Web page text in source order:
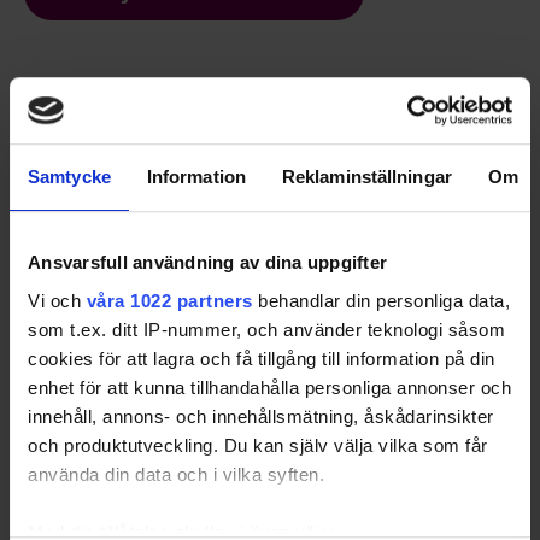
Samtycke Information Reklaminställningar Om
Ansvarsfull användning av dina uppgifter
Vi och våra 1022 partners behandlar din personliga data,
som t.ex. ditt IP-nummer, och använder teknologi såsom
cookies för att lagra och få tillgång till information på din
enhet för att kunna tillhandahålla personliga annonser och
innehåll, annons- och innehållsmätning, åskådarinsikter
och produktutveckling. Du kan själv välja vilka som får
använda din data och i vilka syften.
Med din tillåtelse skulle vi även vilja:
Börja med att fylla i formuläret
Beskriv vad du behöver hjälp med.
Ta emot erbjudanden
Jurister och advokater som vill hjälpa dig tar
kontakt för ett förutsättningslöst samtal.